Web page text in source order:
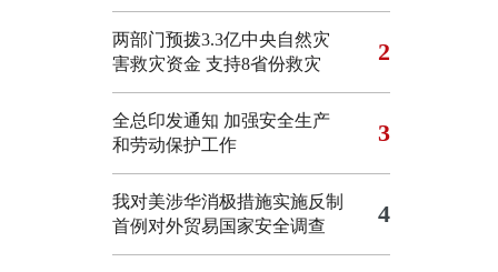
两部门预拨3.3亿中央自然灾
害救灾资金 支持8省份救灾
2
全总印发通知 加强安全生产
和劳动保护工作
3
我对美涉华消极措施实施反制
首例对外贸易国家安全调查
4